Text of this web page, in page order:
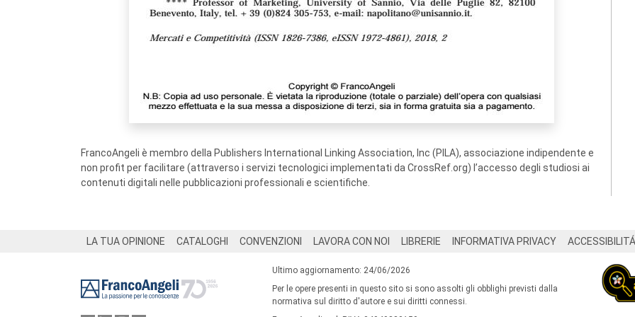
FrancoAngeli è membro della Publishers International Linking Association, Inc (PILA), associazione indipendente e
non profit per facilitare (attraverso i servizi tecnologici implementati da CrossRef.org) l’accesso degli studiosi ai
contenuti digitali nelle pubblicazioni professionali e scientifiche.
LA TUA OPINIONE CATALOGHI CONVENZIONI LAVORA CON NOI LIBRERIE INFORMATIVA PRIVACY ACCESSIBILITÁ
Ultimo aggiornamento: 24/06/2026
Per le opere presenti in questo sito si sono assolti gli obblighi previsti dalla
normativa sul diritto d'autore e sui diritti connessi.